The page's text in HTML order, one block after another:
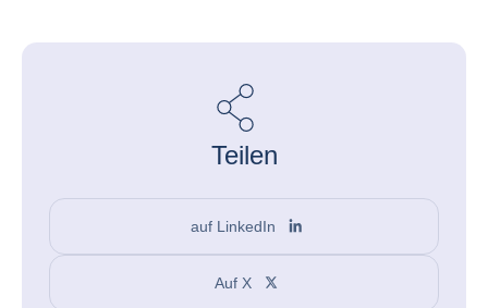
Teilen
auf LinkedIn
Auf X